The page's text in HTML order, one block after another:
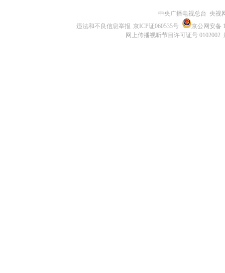
中央广播电视总台 央视
违法和不良信息举报 京ICP证060535号
京公网安备
网上传播视听节目许可证号 0102002